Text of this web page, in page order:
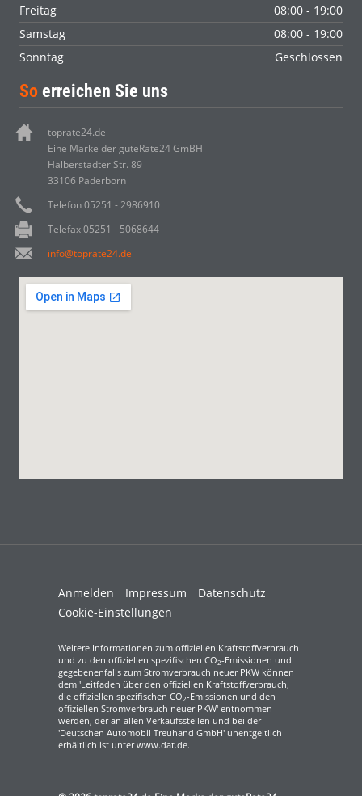
Freitag
08:00 - 19:00
Samstag
08:00 - 19:00
Sonntag
Geschlossen
So erreichen Sie uns
toprate24.de
Eine Marke der guteRate24 GmBH
Halberstädter Str. 89
33106 Paderborn
Telefon 05251 - 2986910
Telefax 05251 - 5068644
info@toprate24.de
Anmelden Impressum
Datenschutz
Cookie-Einstellungen
Weitere Informationen zum offiziellen Kraftstoffverbrauch
und zu den offiziellen spezifischen CO2-Emissionen und
gegebenenfalls zum Stromverbrauch neuer PKW können
dem 'Leitfaden über den offiziellen Kraftstoffverbrauch,
die offiziellen spezifischen CO2-Emissionen und den
offiziellen Stromverbrauch neuer PKW' entnommen
werden, der an allen Verkaufsstellen und bei der
'Deutschen Automobil Treuhand GmbH' unentgeltlich
erhältlich ist unter www.dat.de.